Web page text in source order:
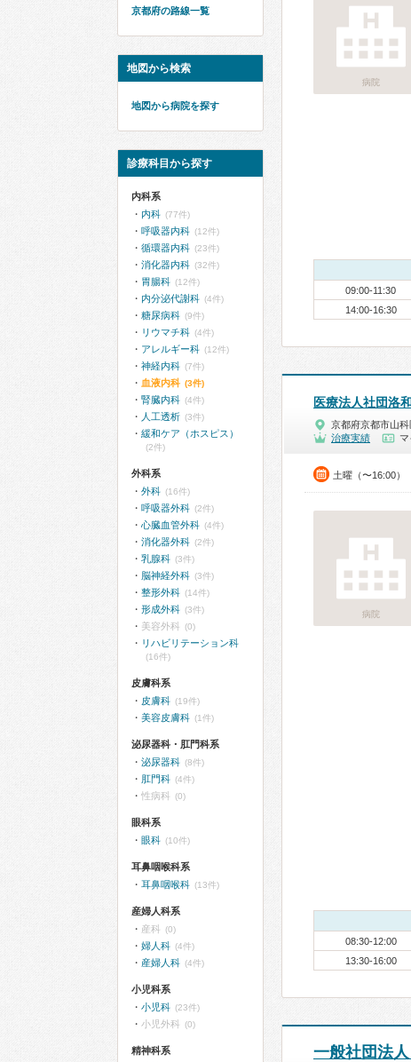
病院
09:00-11:30
14:00-16:30
医療法人社団洛
京都府京都市山
治療実績
土曜（〜16:00）
病院
08:30-12:00
13:30-16:00
一般社団法
京都府の路線一覧
地図から検索
地図から病院を探す
診療科目から探す
内科系
内科 (77件)
呼吸器内科 (12件)
循環器内科 (23件)
消化器内科 (32件)
胃腸科 (12件)
内分泌代謝科 (4件)
糖尿病科 (9件)
リウマチ科 (4件)
アレルギー科 (12件)
神経内科 (7件)
血液内科 (3件)
腎臓内科 (4件)
人工透析 (3件)
緩和ケア（ホスピス）
(2件)
外科系
外科 (16件)
呼吸器外科 (2件)
心臓血管外科 (4件)
消化器外科 (2件)
乳腺科 (3件)
脳神経外科 (3件)
整形外科 (14件)
形成外科 (3件)
美容外科 (0)
リハビリテーション科
(16件)
皮膚科系
皮膚科 (19件)
美容皮膚科 (1件)
泌尿器科・肛門科系
泌尿器科 (8件)
肛門科 (4件)
性病科 (0)
眼科系
眼科 (10件)
耳鼻咽喉科系
耳鼻咽喉科 (13件)
産婦人科系
産科 (0)
婦人科 (4件)
産婦人科 (4件)
小児科系
小児科 (23件)
小児外科 (0)
精神科系